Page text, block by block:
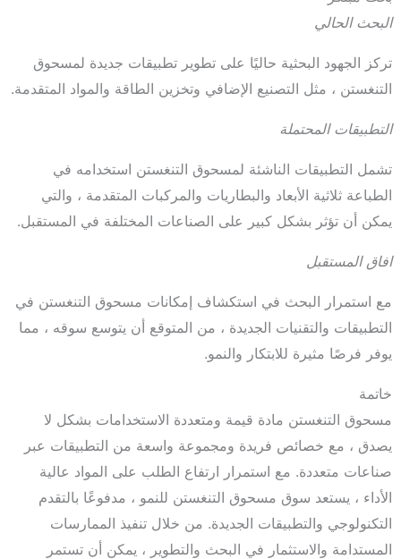
البحث الحالي
تركز الجهود البحثية حاليًا على تطوير تطبيقات جديدة لمسحوق
التنغستن ، مثل التصنيع الإضافي وتخزين الطاقة والمواد المتقدمة.
التطبيقات المحتملة
تشمل التطبيقات الناشئة لمسحوق التنغستن استخدامه في
الطباعة ثلاثية الأبعاد والبطاريات والمركبات المتقدمة ، والتي
يمكن أن تؤثر بشكل كبير على الصناعات المختلفة في المستقبل.
افاق المستقبل
مع استمرار البحث في استكشاف إمكانات مسحوق التنغستن في
التطبيقات والتقنيات الجديدة ، من المتوقع أن يتوسع سوقه ، مما
يوفر فرصًا مثيرة للابتكار والنمو.
خاتمة
مسحوق التنغستن مادة قيمة ومتعددة الاستخدامات بشكل لا
يصدق ، مع خصائص فريدة ومجموعة واسعة من التطبيقات عبر
صناعات متعددة. مع استمرار ارتفاع الطلب على المواد عالية
الأداء ، يستعد سوق مسحوق التنغستن للنمو ، مدفوعًا بالتقدم
التكنولوجي والتطبيقات الجديدة. من خلال تنفيذ الممارسات
المستدامة والاستثمار في البحث والتطوير ، يمكن أن تستمر